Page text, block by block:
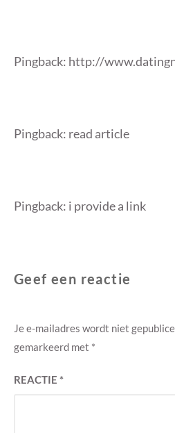
Pingback: http://
Pingback: read article
Pingback: i provide a link
Geef een reactie
Je e-mailadres wordt niet
gemarkeerd met *
REACTIE *